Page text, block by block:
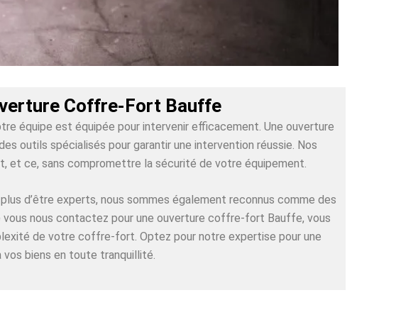
Coffre-Fort Bauffe
équipe est équipée pour intervenir efficacement. Une ouverture
outils spécialisés pour garantir une intervention réussie. Nos
et ce, sans compromettre la sécurité de votre équipement.
d’être experts, nous sommes également reconnus comme des
nous contactez pour une ouverture coffre-fort Bauffe, vous
de votre coffre-fort. Optez pour notre expertise pour une
biens en toute tranquillité.